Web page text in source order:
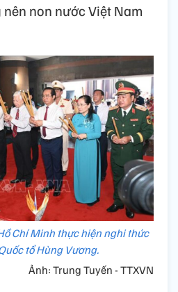
non nước Việt Nam
Chí Minh thực hiện nghi thức
tổ Hùng Vương.
Ảnh: Trung Tuyến - TTXVN